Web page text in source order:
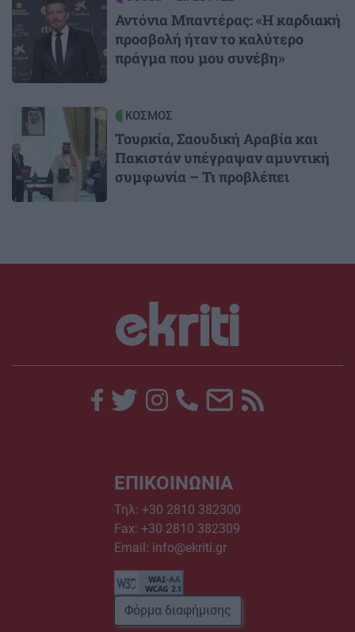
Αντόνια Μπαντέρας: «Η καρδιακή
προσβολή ήταν το καλύτερο
πράγμα που μου συνέβη»
Image ΚΟΣΜΟΣ
Τουρκία, Σαουδική Αραβία και
Πακιστάν υπέγραψαν αμυντική
συμφωνία – Τι προβλέπει
ΕΠΙΚΟΙΝΩΝΙΑ
Τηλ: +30 2810 382300
Fax: +30 2810 382309
Email: info@ekriti.gr
Φόρμα διαφήμισης